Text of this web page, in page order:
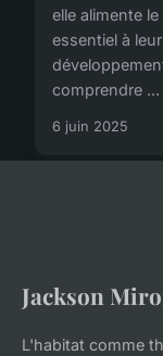
elle alimente
essentiel à
comprendre ...
6 juin 2025
Jackson
L'habitat comme